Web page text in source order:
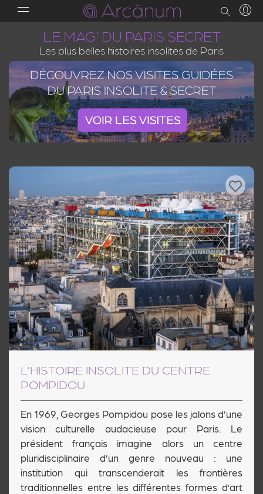
LE MAG’ DU PARIS SECRET
Les plus belles histoires insolites de Paris
L'HISTOIRE INSOLITE DU CENTRE
POMPIDOU
En 1969, Georges Pompidou pose les jalons d’une
vision culturelle audacieuse pour Paris. Le
président français imagine alors un centre
pluridisciplinaire d’un genre nouveau : une
institution qui transcenderait les frontières
traditionnelles entre les différentes formes d’art